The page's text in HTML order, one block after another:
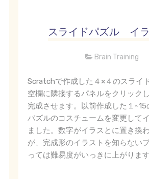
スライドパズル イ
Brain Training
Scratchで作成した４×４のスライ
空欄に隣接するパネルをクリック
完成させます。以前作成した１~15
パズルのコスチュームを変更して
ました。数字がイラスとに置き換
が、完成形のイラストを知らない
っては難易度がいっきに上がります